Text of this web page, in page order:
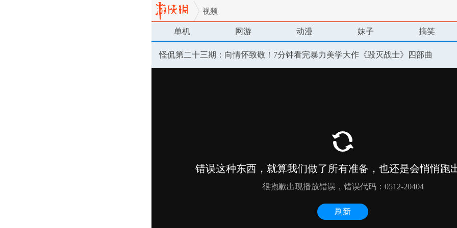
视频
单机 网游 动漫 妹子 搞笑
怪侃第二十三期：向情怀致敬！7分钟看完暴力美学大作《毁灭战士》四部曲